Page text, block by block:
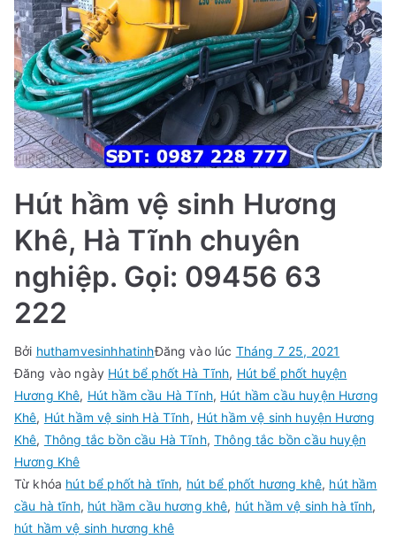
Hút hầm vệ sinh Hương
Khê, Hà Tĩnh chuyên
nghiệp. Gọi: 09456 63
222
Bởi huthamvesinhhatinhĐăng vào lúc Tháng 7 25, 2021
Đăng vào ngày Hút bể phốt Hà Tĩnh, Hút bể phốt huyện
Hương Khê, Hút hầm cầu Hà Tĩnh, Hút hầm cầu huyện Hương
Khê, Hút hầm vệ sinh Hà Tĩnh, Hút hầm vệ sinh huyện Hương
Khê, Thông tắc bồn cầu Hà Tĩnh,Thông tắc bồn cầu huyện
Hương Khê
Từ khóa hút bể phốt hà tĩnh, hút bể phốt hương khê, hút hầm
cầu hà tĩnh, hút hầm cầu hương khê, hút hầm vệ sinh hà tĩnh,
hút hầm vệ sinh hương khê